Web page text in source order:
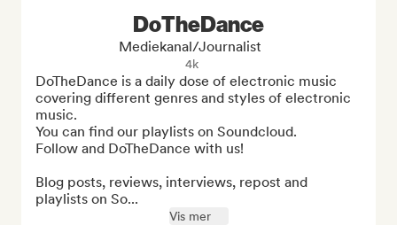
DoTheDance
Mediekanal/journalist
4k
DoTheDance is a daily dose of electronic music
covering different genres and styles of electronic
music.
You can find our playlists on Soundcloud.
Follow and DoTheDance with us!
Blog posts, reviews, interviews, repost and
playlists on So...
Vis mer